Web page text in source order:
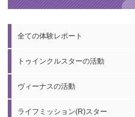
全ての体験レポート
トゥインクルスターの活動
ヴィーナスの活動
ライフミッション(R)スター